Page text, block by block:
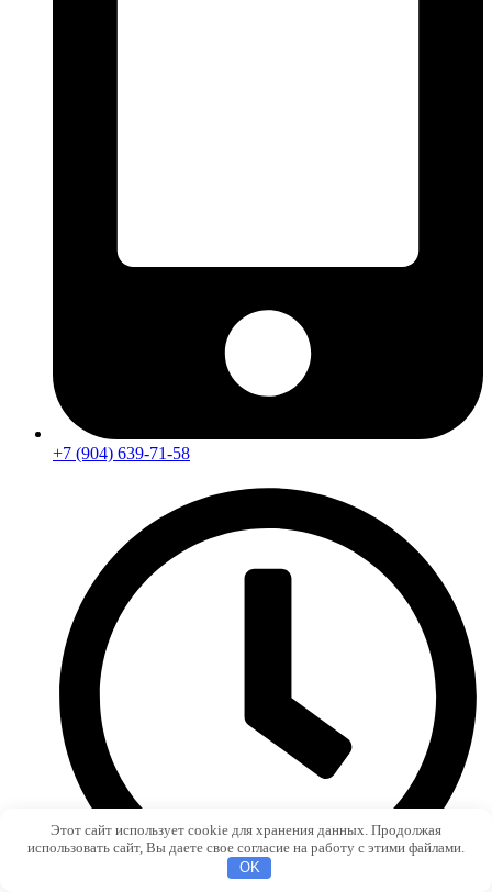
+7 (904) 639-71-58
Этот сайт использует cookie для хранения данных. Продолжая
использовать сайт, Вы даете свое согласие на работу с этими файлами.
OK